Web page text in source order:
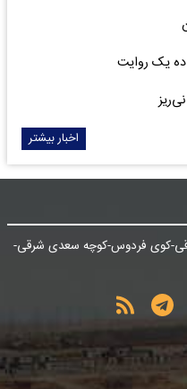
یک روایت
اخبار بیشتر
شرقی-کوی فردوس-کوچه سعدی شرقی-